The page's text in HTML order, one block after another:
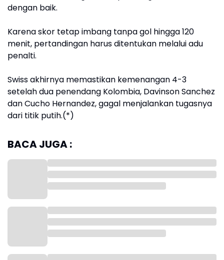
dengan baik.
Karena skor tetap imbang tanpa gol hingga 120
menit, pertandingan harus ditentukan melalui adu
penalti.
Swiss akhirnya memastikan kemenangan 4-3
setelah dua penendang Kolombia, Davinson Sanchez
dan Cucho Hernandez, gagal menjalankan tugasnya
dari titik putih.(*)
BACA JUGA :